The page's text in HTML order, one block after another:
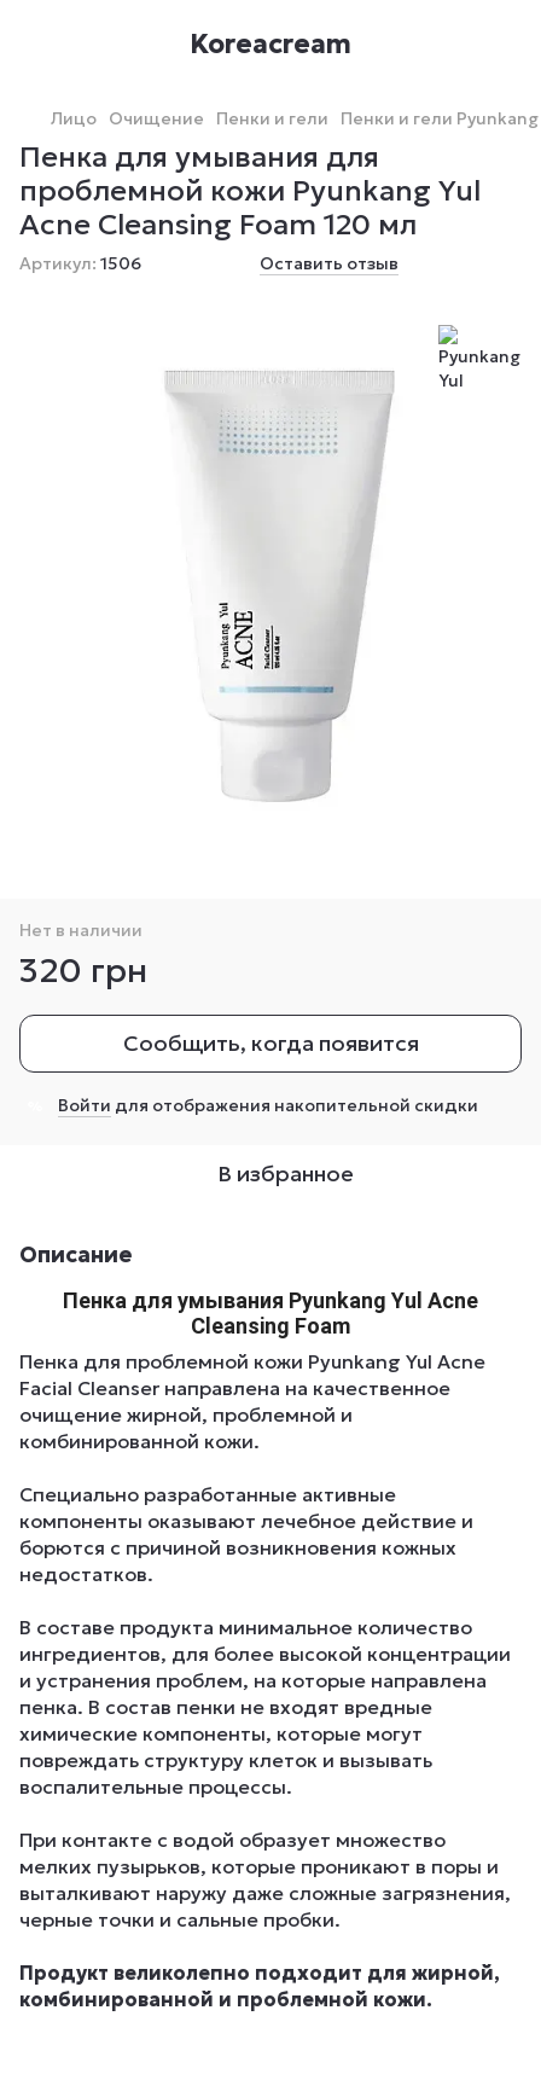
Koreacream
Лицо Очищение Пенки и гели Пенки и гели Pyunkang
Пенка для умывания для
проблемной кожи Pyunkang Yul
Acne Cleansing Foam 120 мл
Артикул: 1506 Оставить отзыв
Нет в наличии
320 грн
Сообщить, когда появится
Войти для отображения накопительной скидки
В избранное
Описание
Пенка для умывания Pyunkang Yul Acne
Cleansing Foam
Пенка для проблемной кожи Pyunkang Yul Acne
Facial Cleanser направлена на качественное
очищение жирной, проблемной и
комбинированной кожи.
Специально разработанные активные
компоненты оказывают лечебное действие и
борются с причиной возникновения кожных
недостатков.
В составе продукта минимальное количество
ингредиентов, для более высокой концентрации
и устранения проблем, на которые направлена
пенка. В состав пенки не входят вредные
химические компоненты, которые могут
повреждать структуру клеток и вызывать
воспалительные процессы.
При контакте с водой образует множество
мелких пузырьков, которые проникают в поры и
выталкивают наружу даже сложные загрязнения,
черные точки и сальные пробки.
Продукт великолепно подходит для жирной,
комбинированной и проблемной кожи.